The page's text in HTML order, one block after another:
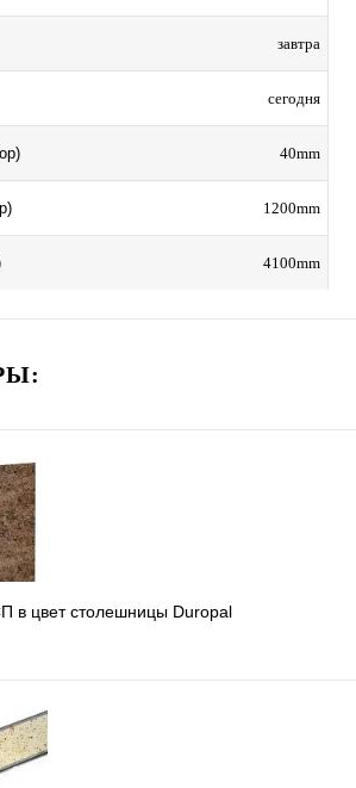
завтра
сегодня
40mm
1200mm
4100mm
в цвет столешницы Duropal